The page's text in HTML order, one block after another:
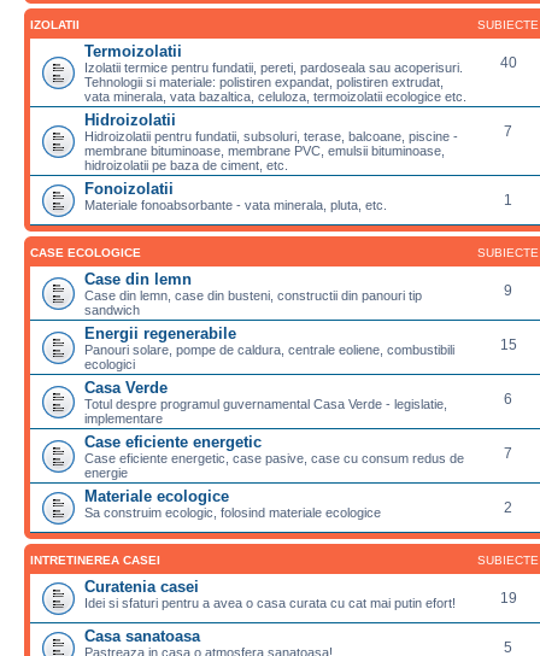
IZOLATII SUBIECTE
Termoizolatii
Izolatii termice pentru fundatii, pereti, pardoseala sau acoperisuri.
Tehnologii si materiale: polistiren expandat, polistiren extrudat,
vata minerala, vata bazaltica, celuloza, termoizolatii ecologice etc.
40
Hidroizolatii
Hidroizolatii pentru fundatii, subsoluri, terase, balcoane, piscine -
membrane bituminoase, membrane PVC, emulsii bituminoase,
hidroizolatii pe baza de ciment, etc.
7
Fonoizolatii
Materiale fonoabsorbante - vata minerala, pluta, etc. 1
CASE ECOLOGICE SUBIECTE
Case din lemn
Case din lemn, case din busteni, constructii din panouri tip
sandwich
9
Energii regenerabile
Panouri solare, pompe de caldura, centrale eoliene, combustibili
ecologici
15
Casa Verde
Totul despre programul guvernamental Casa Verde - legislatie,
implementare
6
Case eficiente energetic
Case eficiente energetic, case pasive, case cu consum redus de
energie
7
Materiale ecologice
Sa construim ecologic, folosind materiale ecologice 2
INTRETINEREA CASEI SUBIECTE
Curatenia casei
Idei si sfaturi pentru a avea o casa curata cu cat mai putin efort! 19
Casa sanatoasa
Pastreaza in casa o atmosfera sanatoasa! 5